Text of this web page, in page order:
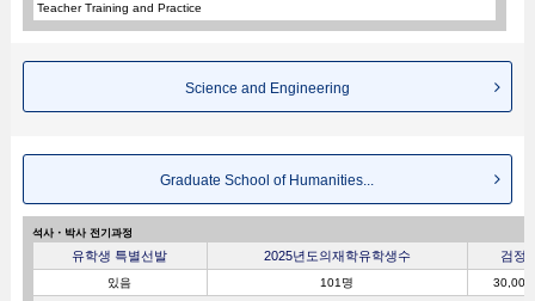
Teacher Training and Practice
Science and Engineering
Graduate School of Humanities...
석사・박사 전기과정
유학생 특별선발 2025년도의재학유학생수 검정
있음 101명 30,000